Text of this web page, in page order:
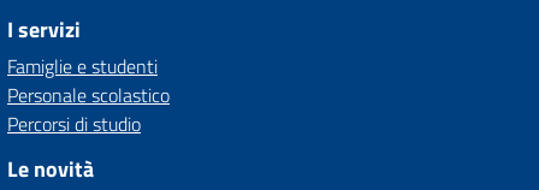
I servizi
Famiglie e studenti
Personale scolastico
Percorsi di studio
Le novità